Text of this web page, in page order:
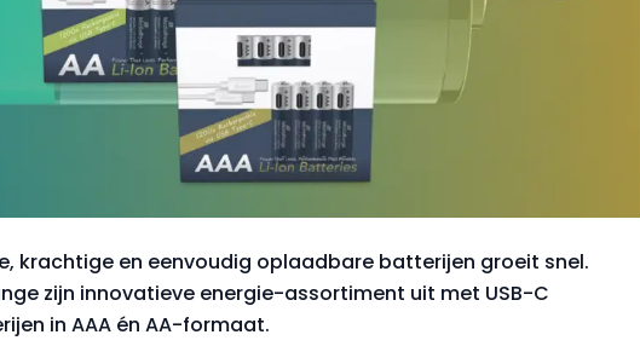
krachtige en eenvoudig oplaadbare batterijen groeit snel.
zijn innovatieve energie-assortiment uit met USB-C
in AAA én AA-formaat.